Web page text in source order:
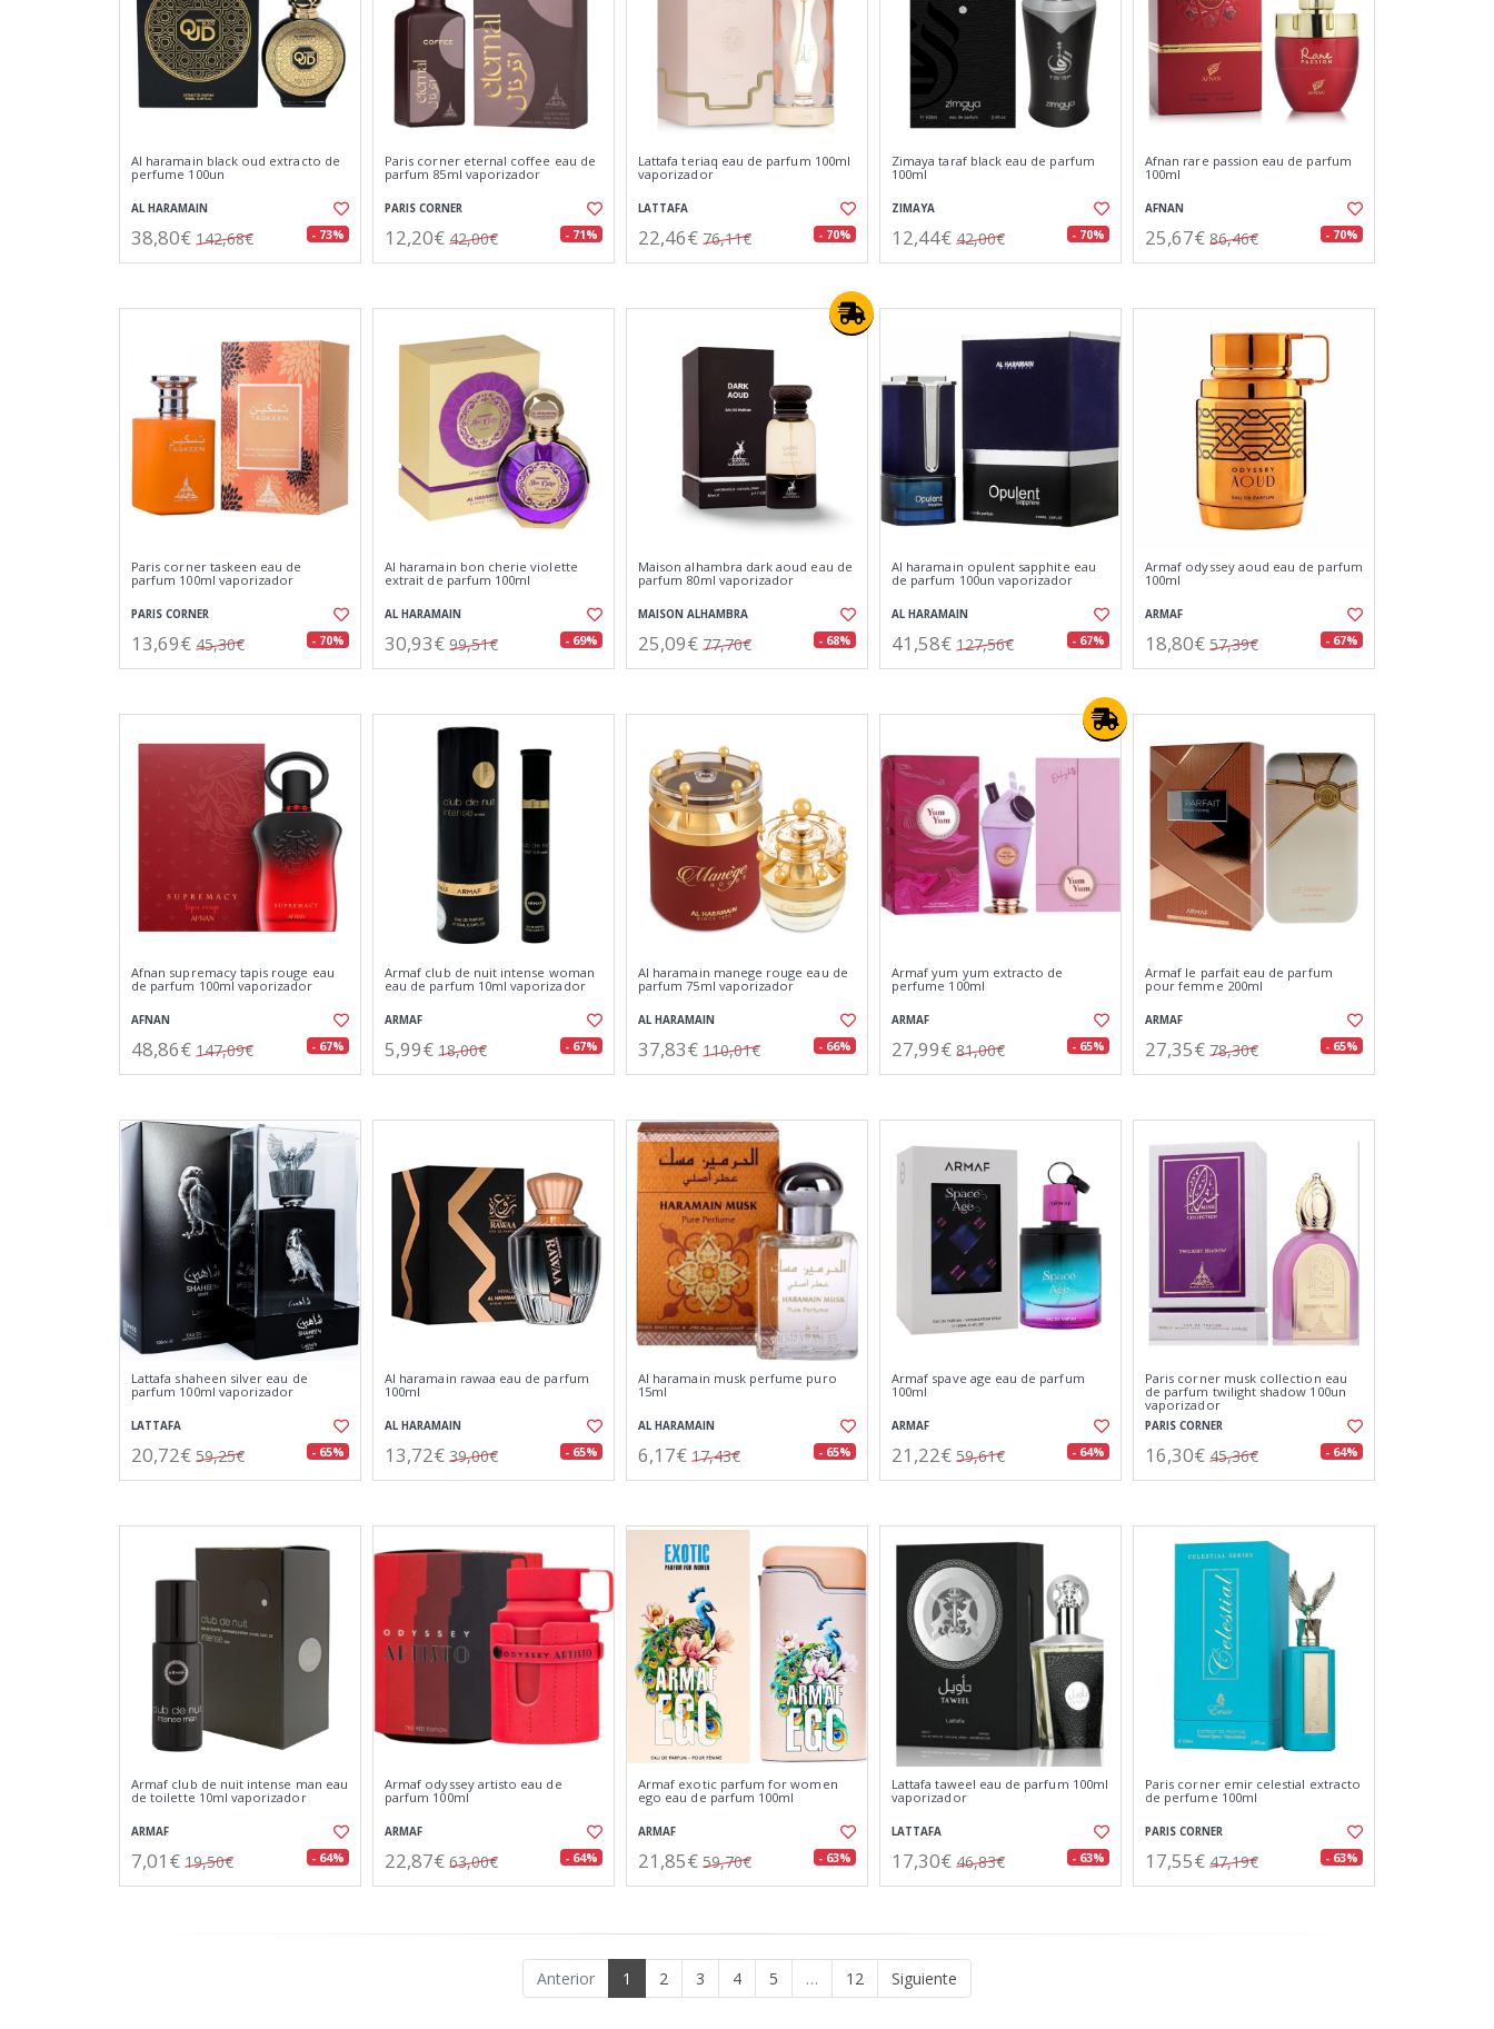
Al haramain black oud extracto de
perfume 100un
AL HARAMAIN
38,80€ 142,68€ - 73%
Paris corner eternal coffee eau de
parfum 85ml vaporizador
PARIS CORNER
12,20€ 42,00€ - 71%
Lattafa teriaq eau de parfum 100ml
vaporizador
LATTAFA
22,46€ 76,11€ - 70%
Zimaya taraf black eau de parfum
100ml
ZIMAYA
12,44€ 42,00€ - 70%
Afnan rare passion eau de parfum
100ml
AFNAN
25,67€ 86,46€ - 70%
Paris corner taskeen eau de
parfum 100ml vaporizador
PARIS CORNER
13,69€ 45,30€ - 70%
Al haramain bon cherie violette
extrait de parfum 100ml
AL HARAMAIN
30,93€ 99,51€ - 69%
Maison alhambra dark aoud eau de
parfum 80ml vaporizador
MAISON ALHAMBRA
25,09€ 77,70€ - 68%
Al haramain opulent sapphite eau
de parfum 100un vaporizador
AL HARAMAIN
41,58€ 127,56€ - 67%
Armaf odyssey aoud eau de parfum
100ml
ARMAF
18,80€ 57,39€ - 67%
Afnan supremacy tapis rouge eau
de parfum 100ml vaporizador
AFNAN
48,86€ 147,09€ - 67%
Armaf club de nuit intense woman
eau de parfum 10ml vaporizador
ARMAF
5,99€ 18,00€ - 67%
Al haramain manege rouge eau de
parfum 75ml vaporizador
AL HARAMAIN
37,83€ 110,01€ - 66%
Armaf yum yum extracto de
perfume 100ml
ARMAF
27,99€ 81,00€ - 65%
Armaf le parfait eau de parfum
pour femme 200ml
ARMAF
27,35€ 78,30€ - 65%
Lattafa shaheen silver eau de
parfum 100ml vaporizador
LATTAFA
20,72€ 59,25€ - 65%
Al haramain rawaa eau de parfum
100ml
AL HARAMAIN
13,72€ 39,00€ - 65%
Al haramain musk perfume puro
15ml
AL HARAMAIN
6,17€ 17,43€ - 65%
Armaf spave age eau de parfum
100ml
ARMAF
21,22€ 59,61€ - 64%
Paris corner musk collection eau
de parfum twilight shadow 100un
vaporizador
PARIS CORNER
16,30€ 45,36€ - 64%
Armaf club de nuit intense man eau
de toilette 10ml vaporizador
ARMAF
7,01€ 19,50€ - 64%
Armaf odyssey artisto eau de
parfum 100ml
ARMAF
22,87€ 63,00€ - 64%
Armaf exotic parfum for women
ego eau de parfum 100ml
ARMAF
21,85€ 59,70€ - 63%
Lattafa taweel eau de parfum 100ml
vaporizador
LATTAFA
17,30€ 46,83€ - 63%
Paris corner emir celestial extracto
de perfume 100ml
PARIS CORNER
17,55€ 47,19€ - 63%
Anterior 1 2 3 4 5 … 12 Siguiente